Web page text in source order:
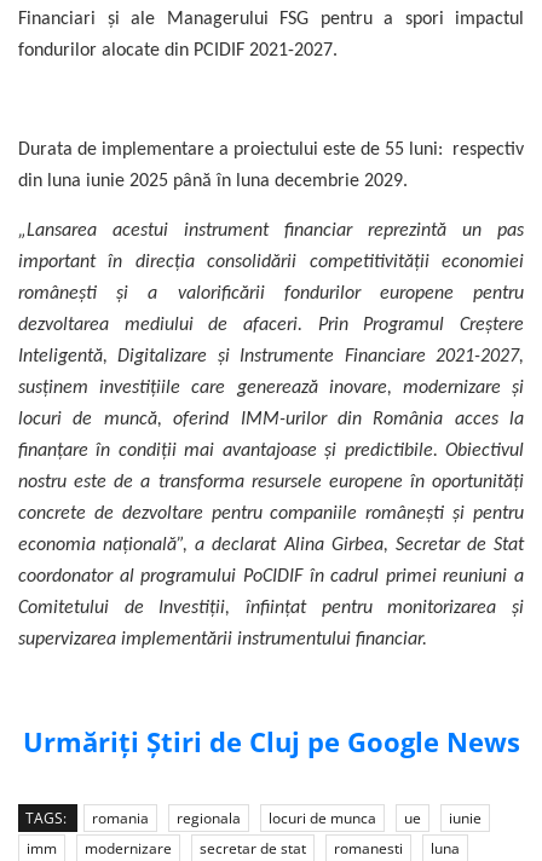
Financiari și ale Managerului FSG pentru a spori impactul
fondurilor alocate din PCIDIF 2021-2027.
Durata de implementare a proiectului este de 55 luni: respectiv
din luna iunie 2025 până în luna decembrie 2029.
„Lansarea acestui instrument financiar reprezintă un pas
important în direcția consolidării competitivității economiei
românești și a valorificării fondurilor europene pentru
dezvoltarea mediului de afaceri. Prin Programul Creștere
Inteligentă, Digitalizare și Instrumente Financiare 2021-2027,
susținem investițiile care generează inovare, modernizare și
locuri de muncă, oferind IMM-urilor din România acces la
finanțare în condiții mai avantajoase și predictibile. Obiectivul
nostru este de a transforma resursele europene în oportunități
concrete de dezvoltare pentru companiile românești și pentru
economia națională”, a declarat Alina Girbea, Secretar de Stat
coordonator al programului PoCIDIF în cadrul primei reuniuni a
Comitetului de Investiții, înființat pentru monitorizarea și
supervizarea implementării instrumentului financiar.
Urmăriți Știri de Cluj pe Google News
TAGS: romania regionala locuri de munca ue
iunie
imm
modernizare secretar de stat romanesti
luna